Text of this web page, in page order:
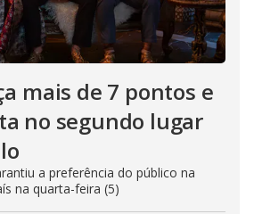
mais de 7 pontos e
no segundo lugar
a preferência do público na
na quarta-feira (5)